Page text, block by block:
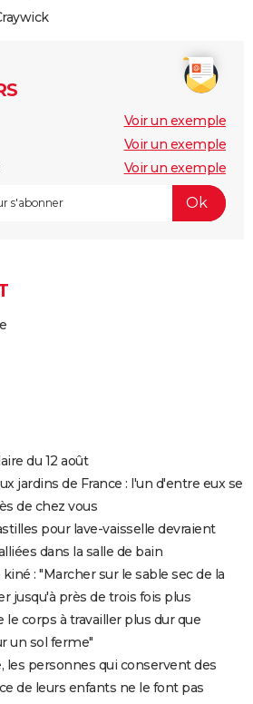
Voir un exemple
Voir un exemple
Voir un exemple
du 12 août
jardins de France : l'un d'entre eux se
de chez vous
pour lave-vaisselle devraient
dans la salle de bain
: "Marcher sur le sable sec de la
jusqu'à près de trois fois plus
le corps à travailler plus dur que
un sol ferme"
les personnes qui conservent des
de leurs enfants ne le font pas